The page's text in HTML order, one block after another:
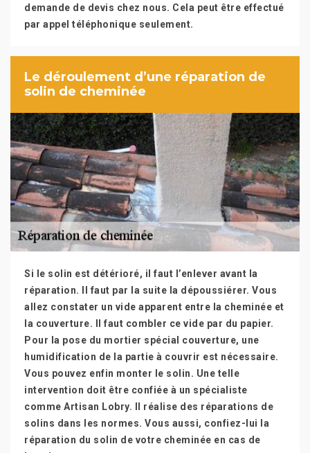
demande de devis chez nous. Cela peut être effectué
par appel téléphonique seulement.
Le déroulement d’une réparation de
solin de cheminée
Si le solin est détérioré, il faut l’enlever avant la
réparation. Il faut par la suite la dépoussiérer. Vous
allez constater un vide apparent entre la cheminée et
la couverture. Il faut combler ce vide par du papier.
Pour la pose du mortier spécial couverture, une
humidification de la partie à couvrir est nécessaire.
Vous pouvez enfin monter le solin. Une telle
intervention doit être confiée à un spécialiste
comme Artisan Lobry. Il réalise des réparations de
solins dans les normes. Vous aussi, confiez-lui la
réparation du solin de votre cheminée en cas de